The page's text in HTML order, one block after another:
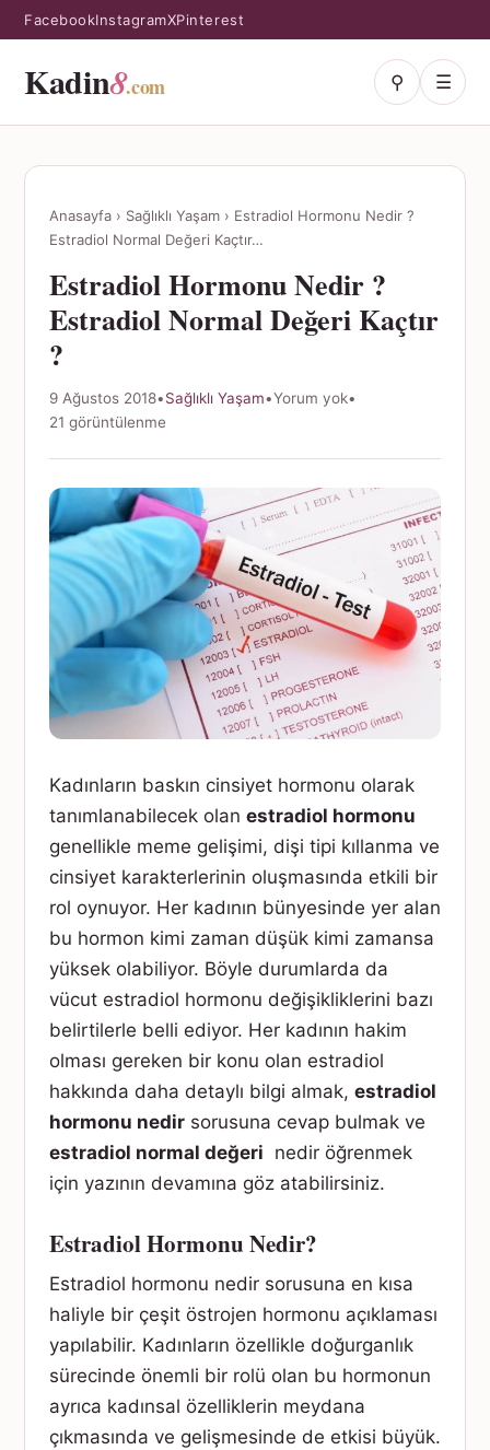
FacebookInstagramXPinterest
Kadin8.com ⚲ ☰
Anasayfa › Sağlıklı Yaşam › Estradiol Hormonu Nedir ?
Estradiol Normal Değeri Kaçtır…
Estradiol Hormonu Nedir ?
Estradiol Normal Değeri Kaçtır
?
9 Ağustos 2018•Sağlıklı Yaşam•Yorum yok•
21 görüntülenme
Kadınların baskın cinsiyet hormonu olarak
tanımlanabilecek olan estradiol hormonu
genellikle meme gelişimi, dişi tipi kıllanma ve
cinsiyet karakterlerinin oluşmasında etkili bir
rol oynuyor. Her kadının bünyesinde yer alan
bu hormon kimi zaman düşük kimi zamansa
yüksek olabiliyor. Böyle durumlarda da
vücut estradiol hormonu değişikliklerini bazı
belirtilerle belli ediyor. Her kadının hakim
olması gereken bir konu olan estradiol
hakkında daha detaylı bilgi almak, estradiol
hormonu nedir sorusuna cevap bulmak ve
estradiol normal değeri nedir öğrenmek
için yazının devamına göz atabilirsiniz.
Estradiol Hormonu Nedir?
Estradiol hormonu nedir sorusuna en kısa
haliyle bir çeşit östrojen hormonu açıklaması
yapılabilir. Kadınların özellikle doğurganlık
sürecinde önemli bir rolü olan bu hormonun
ayrıca kadınsal özelliklerin meydana
çıkmasında ve gelişmesinde de etkisi büyük.